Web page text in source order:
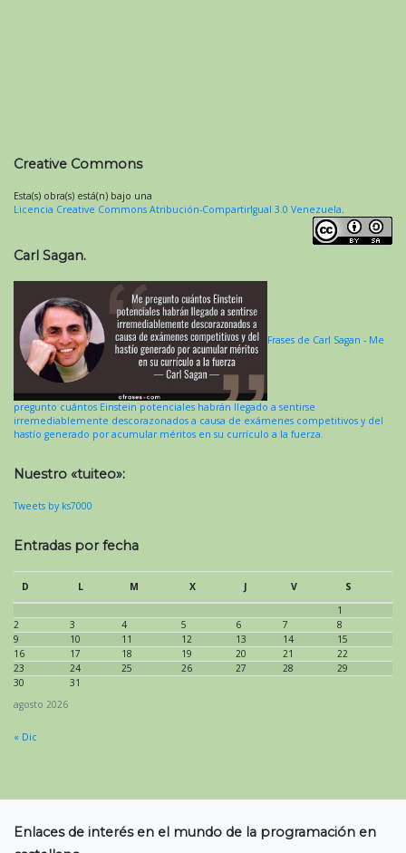
Creative Commons
Esta(s) obra(s) está(n) bajo una
Licencia Creative Commons Atribución-CompartirIgual 3.0 Venezuela.
Carl Sagan.
Frases de Carl Sagan - Me
pregunto cuántos Einstein potenciales habrán llegado a sentirse
irremediablemente descorazonados a causa de exámenes competitivos y del
hastío generado por acumular méritos en su currículo a la fuerza.
Nuestro «tuiteo»:
Tweets by ks7000
Entradas por fecha
agosto 2026
D L M X J V
S
1
2
3 4 5 6 7
8
9
10 11 12 13 14
15
16
17 18 19 20 21
22
23
24 25 26 27 28
29
30
31
« Dic
Enlaces de interés en el mundo de la programación en